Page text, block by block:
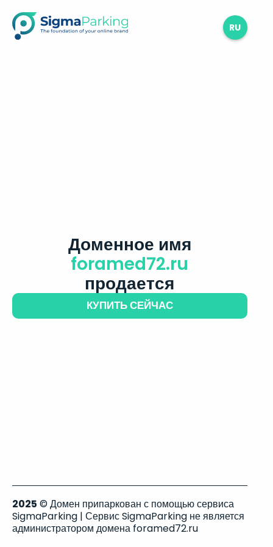
RU
Доменное имя
foramed72.ru
продается
КУПИТЬ СЕЙЧАС
2025 © Домен припаркован с помощью сервиса
SigmaParking | Сервис SigmaParking не является
администратором домена foramed72.ru